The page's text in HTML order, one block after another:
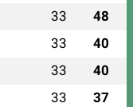
33 48
33 40
33 40
33 37